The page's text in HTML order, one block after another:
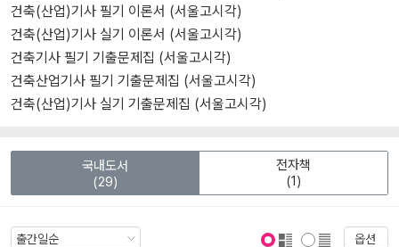
건축(산업)기사 필기 이론서 (서울고시각)
건축(산업)기사 실기 이론서 (서울고시각)
건축기사 필기 기출문제집 (서울고시각)
건축산업기사 필기 기출문제집 (서울고시각)
건축(산업)기사 실기 기출문제집 (서울고시각)
국내도서
(29)
전자책
(1)
옵션